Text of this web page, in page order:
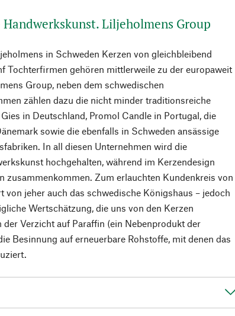
Handwerkskunst. Liljeholmens Group
in Schweden Kerzen von gleichbleibend
Tochterfirmen gehören mittlerweile zu der europaweit
Group, neben dem schwedischen
zählen dazu die nicht minder traditionsreiche
in Deutschland, Promol Candle in Portugal, die
sowie die ebenfalls in Schweden ansässige
In all diesen Unternehmen wird die
hochgehalten, während im Kerzendesign
zusammenkommen. Zum erlauchten Kundenkreis von
von jeher auch das schwedische Königshaus – jedoch
Wertschätzung, die uns von den Kerzen
der Verzicht auf Paraffin (ein Nebenprodukt der
Besinnung auf erneuerbare Rohstoffe, mit denen das